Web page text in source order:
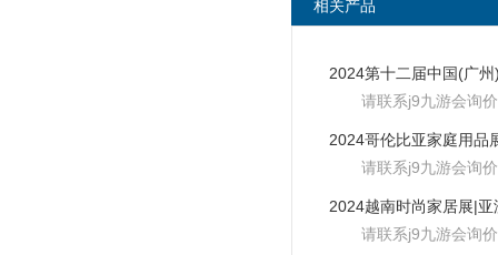
相关产品
请联系j9九游会询价
请联系j9九游会询价
请联系j9九游会询价